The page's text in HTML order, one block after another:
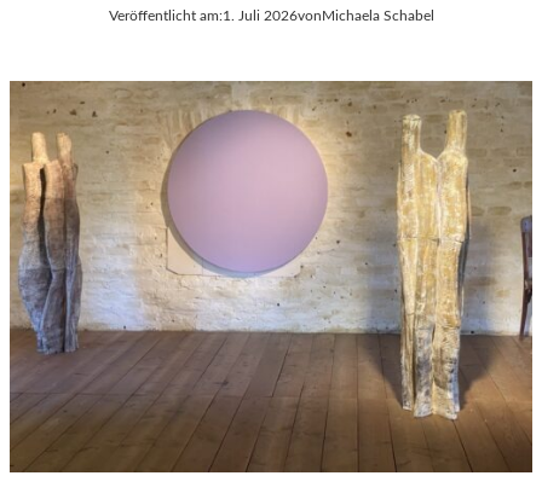
Veröffentlicht am:1. Juli 2026vonMichaela Schabel